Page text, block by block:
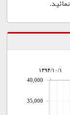
۱۳۹۴/۱۰/۱
35,000
40,000